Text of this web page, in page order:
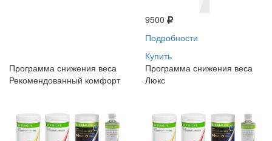
9500
Подробности
Купить
Программа снижения веса
Рекомендованный комфорт
Программа снижения веса
Люкс